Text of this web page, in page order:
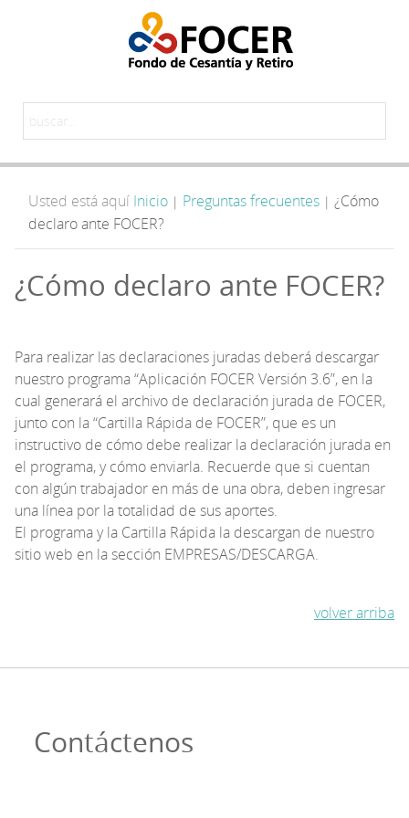
Usted está aquí Inicio | Preguntas frecuentes | ¿Cómo
declaro ante FOCER?
¿Cómo declaro ante FOCER?
Para realizar las declaraciones juradas deberá descargar
nuestro programa “Aplicación FOCER Versión 3.6”, en la
cual generará el archivo de declaración jurada de FOCER,
junto con la “Cartilla Rápida de FOCER”, que es un
instructivo de cómo debe realizar la declaración jurada en
el programa, y cómo enviarla. Recuerde que si cuentan
con algún trabajador en más de una obra, deben ingresar
una línea por la totalidad de sus aportes.
El programa y la Cartilla Rápida la descargan de nuestro
sitio web en la sección EMPRESAS/DESCARGA.
volver arriba
Contáctenos